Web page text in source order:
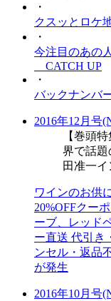
・
クスッとロケ
・
今注目のあの
CATCH UP
・
バックナンバ
2016年12月号
【巻頭
界で話題
田准一
ワインのお供
20%OFFクー
ーブ、レッド
ー直送 代引き
ンセル・返品
が発生
2016年10月号